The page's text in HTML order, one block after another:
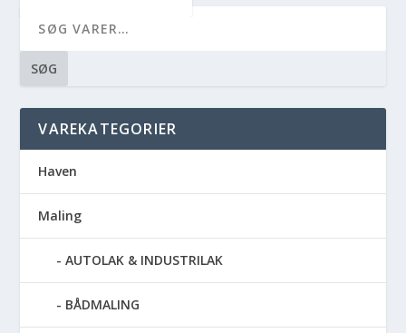
SØG
VAREKATEGORIER
Haven
Maling
AUTOLAK & INDUSTRILAK
BÅDMALING